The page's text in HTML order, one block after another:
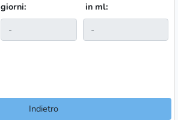
giorni:
in ml:
Indietro